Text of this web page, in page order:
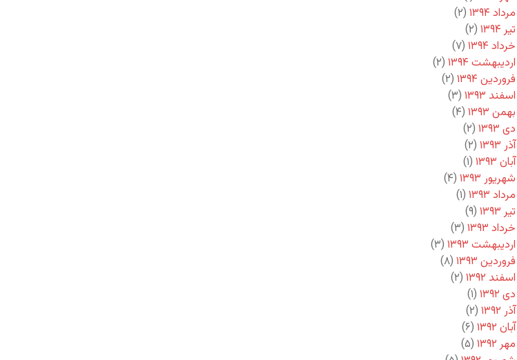
مرداد ۱۳۹۴
(۲)
تیر ۱۳۹۴
(۲)
خرداد ۱۳۹۴
(۷)
اردیبهشت ۱۳۹۴
(۲)
فروردین ۱۳۹۴
(۲)
اسفند ۱۳۹۳
(۳)
بهمن ۱۳۹۳
(۴)
دی ۱۳۹۳
(۲)
آذر ۱۳۹۳
(۲)
آبان ۱۳۹۳
(۱)
شهریور ۱۳۹۳
(۴)
مرداد ۱۳۹۳
(۱)
تیر ۱۳۹۳
(۹)
خرداد ۱۳۹۳
(۳)
اردیبهشت ۱۳۹۳
(۳)
فروردین ۱۳۹۳
(۸)
اسفند ۱۳۹۲
(۲)
دی ۱۳۹۲
(۱)
آذر ۱۳۹۲
(۲)
آبان ۱۳۹۲
(۶)
مهر ۱۳۹۲
(۵)